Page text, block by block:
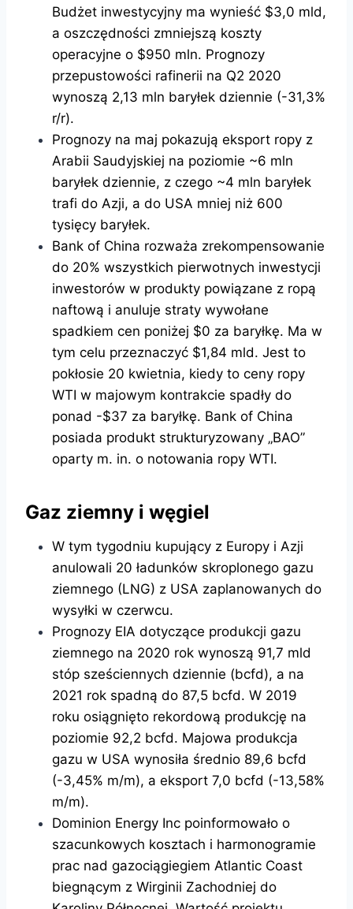
Budżet inwestycyjny ma wynieść $3,0 mld,
a oszczędności zmniejszą koszty
operacyjne o $950 mln. Prognozy
przepustowości rafinerii na Q2 2020
wynoszą 2,13 mln baryłek dziennie (-31,3%
r/r).
Prognozy na maj pokazują eksport ropy z
Arabii Saudyjskiej na poziomie ~6 mln
baryłek dziennie, z czego ~4 mln baryłek
trafi do Azji, a do USA mniej niż 600
tysięcy baryłek.
Bank of China rozważa zrekompensowanie
do 20% wszystkich pierwotnych inwestycji
inwestorów w produkty powiązane z ropą
naftową i anuluje straty wywołane
spadkiem cen poniżej $0 za baryłkę. Ma w
tym celu przeznaczyć $1,84 mld. Jest to
pokłosie 20 kwietnia, kiedy to ceny ropy
WTI w majowym kontrakcie spadły do
ponad -$37 za baryłkę. Bank of China
posiada produkt strukturyzowany „BAO”
oparty m. in. o notowania ropy WTI.
Gaz ziemny i węgiel
W tym tygodniu kupujący z Europy i Azji
anulowali 20 ładunków skroplonego gazu
ziemnego (LNG) z USA zaplanowanych do
wysyłki w czerwcu.
Prognozy EIA dotyczące produkcji gazu
ziemnego na 2020 rok wynoszą 91,7 mld
stóp sześciennych dziennie (bcfd), a na
2021 rok spadną do 87,5 bcfd. W 2019
roku osiągnięto rekordową produkcję na
poziomie 92,2 bcfd. Majowa produkcja
gazu w USA wynosiła średnio 89,6 bcfd
(-3,45% m/m), a eksport 7,0 bcfd (-13,58%
m/m).
Dominion Energy Inc poinformowało o
szacunkowych kosztach i harmonogramie
prac nad gazociągiegiem Atlantic Coast
biegnącym z Wirginii Zachodniej do